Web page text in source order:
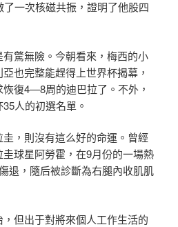
一次核磁共振，證明了他股四
驚無險。今朝看來，梅西的小
也完整能趕得上世界杯揭幕，
復4—8周的迪巴拉了。不外，
人的初選名單。
，則沒有這么好的命運。曾經
球星阿勞霍，在9月份的一場熱
退，隨后被診斷為右腿內收肌肌
但出于對將來個人工作生活的